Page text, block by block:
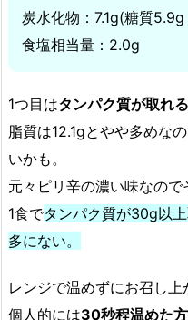
炭水化物：7.1g(糖質
食塩相当量：2.0g
1つ目はタンパク質が取れ
脂質は12.1gとやや多めな
いかも。
元々ピリ辛の濃い味なので
1食でタンパク質が30g以
多にない。
レンジで温めずにお召し上
個人的には30秒程温めた